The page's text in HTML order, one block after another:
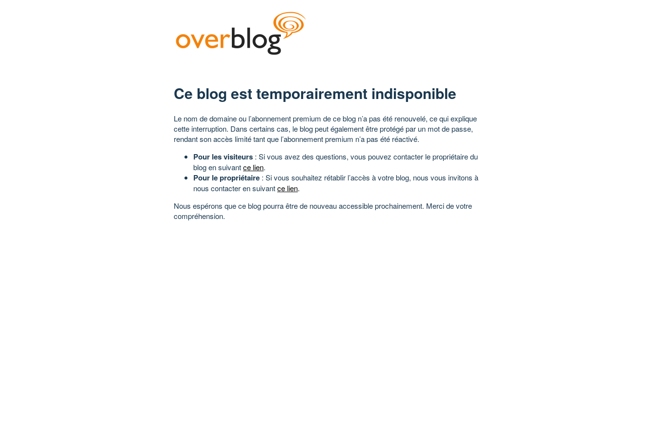
Ce blog est temporairement indisponible
Le nom de domaine ou l’abonnement premium de ce blog n’a pas été renouvelé, ce qui explique
cette interruption. Dans certains cas, le blog peut également être protégé par un mot de passe,
rendant son accès limité tant que l’abonnement premium n’a pas été réactivé.
Pour les visiteurs : Si vous avez des questions, vous pouvez contacter le propriétaire du
blog en suivantce lien.
Pour le propriétaire : Si vous souhaitez rétablir l’accès à votre blog, nous vous invitons à
nous contacter en suivantce lien.
Nous espérons que ce blog pourra être de nouveau accessible prochainement. Merci de votre
compréhension.